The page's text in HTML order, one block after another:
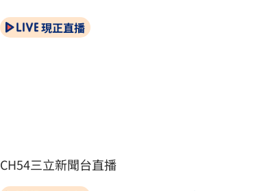
現正直播
CH54三立新聞台直播